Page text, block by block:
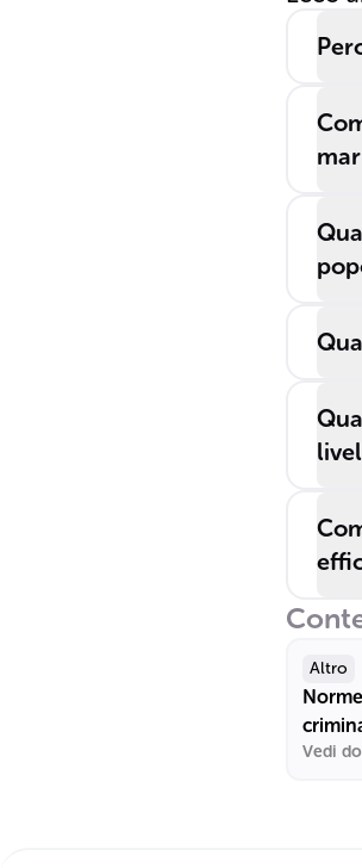
Altro
Vedi